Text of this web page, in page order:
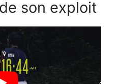
son exploit